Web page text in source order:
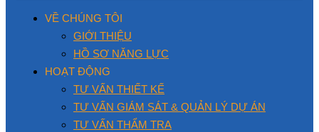
VỀ CHÚNG TÔI
GIỚI THIỆU
HỒ SƠ NĂNG LỰC
HOẠT ĐỘNG
TƯ VẤN THIẾT KẾ
TƯ VẤN GIÁM SÁT & QUẢN LÝ DỰ ÁN
TƯ VẤN THẨM TRA